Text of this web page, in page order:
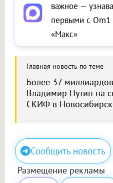
важное —
первыми с Om1
«Макс»
Главная новость по теме
Более 37
Владимир Путин на
СКИФ в
Сообщить новость
Размещение рекламы